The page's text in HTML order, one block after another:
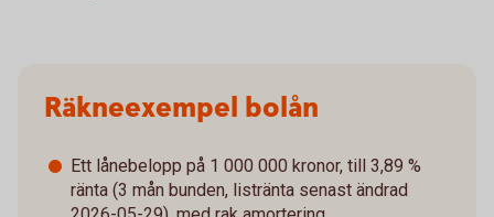
Räkneexempel bolån
Ett lånebelopp på 1 000 000 kronor, till 3,89 %
ränta (3 mån bunden, listränta senast ändrad